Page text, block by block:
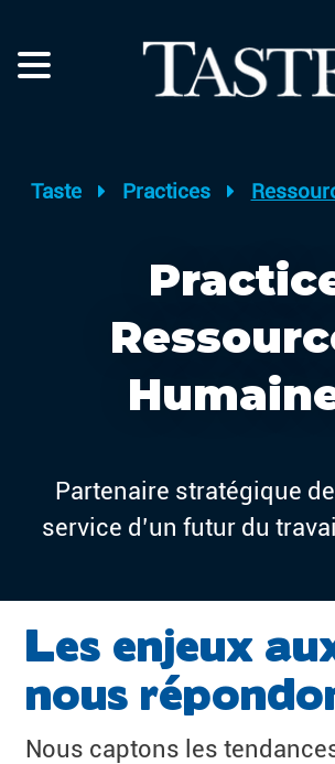
Taste Practices
Partenaire stratégique
service d’un futur du
Les enjeux
nous
Nous captons les